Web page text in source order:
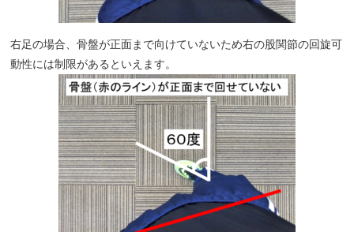
右足の場合、骨盤が正面まで向けていないため右の股関節の回旋可
動性には制限があるといえます。